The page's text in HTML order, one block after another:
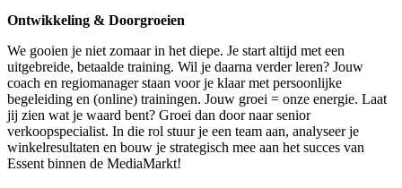
Ontwikkeling & Doorgroeien
We gooien je niet zomaar in het diepe. Je start altijd met een
uitgebreide, betaalde training. Wil je daarna verder leren? Jouw
coach en regiomanager staan voor je klaar met persoonlijke
begeleiding en (online) trainingen. Jouw groei = onze energie. Laat
jij zien wat je waard bent? Groei dan door naar senior
verkoopspecialist. In die rol stuur je een team aan, analyseer je
winkelresultaten en bouw je strategisch mee aan het succes van
Essent binnen de MediaMarkt!